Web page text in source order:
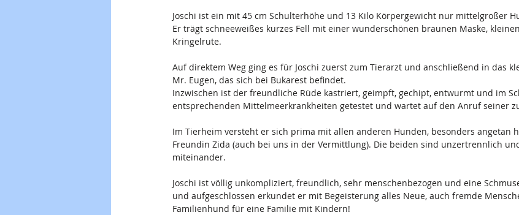
Joschi ist ein mit 45 cm Schulterhöhe und 13 Kilo Körpergewicht nur mittelgroßer
Er trägt schneeweißes kurzes Fell mit einer wunderschönen braunen Maske,
Kringelrute.
Auf direktem Weg ging es für Joschi zuerst zum Tierarzt und anschließend in das
Mr. Eugen, das sich bei Bukarest befindet.
Inzwischen ist der freundliche Rüde kastriert, geimpft, gechipt, entwurmt und im
entsprechenden Mittelmeerkrankheiten getestet und wartet auf den Anruf seiner
Im Tierheim versteht er sich prima mit allen anderen Hunden, besonders angetan
Freundin Zida (auch bei uns in der Vermittlung). Die beiden sind unzertrennlich
miteinander.
Joschi ist völlig unkompliziert, freundlich, sehr menschenbezogen und eine
und aufgeschlossen erkundet er mit Begeisterung alles Neue, auch fremde
Familienhund für eine Familie mit Kindern!